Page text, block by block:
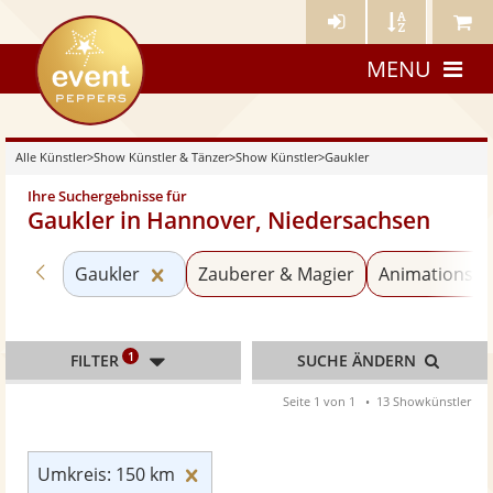
Künstler- Künstler Meine
eventpeppers
MENU
Alle Künstler>Show Künstler & Tänzer>Show Künstler>Gaukler
Ihre Suchergebnisse für
Gaukler in Hannover, Niedersachsen
Zurück zu «Show Künstler»
Gaukler Kategorie «Gaukler» zurücksetzen
Zauberer & Magier
Umkreis: 150 km
FILTER 1 SUCHE ÄNDERN
Seite 1 von 1 13 Showkünstler